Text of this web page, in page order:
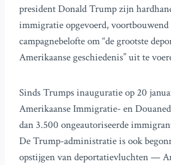
president Donald Trump zijn
immigratie opgevoerd,
campagnebelofte om “de grootste
Amerikaanse geschiedenis” uit te
Sinds Trumps inauguratie op 20
Amerikaanse Immigratie- en
dan 3.500 ongeautoriseerde
De Trump-administratie is ook
opstijgen van deportatievluchten —